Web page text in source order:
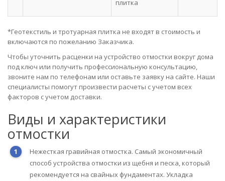
плитка
*Геотекстиль и тротуарная плитка не входят в стоимость и
включаются по пожеланию Заказчика.
Чтобы уточнить расценки на устройство отмостки вокруг дома
под ключ или получить профессиональную консультацию,
звоните нам по телефонам или оставьте заявку на сайте. Наши
специалисты помогут произвести расчеты с учетом всех
факторов с учетом доставки.
Виды и характеристики
отмостки
Нежесткая гравийная отмостка. Самый экономичный
способ устройства отмостки из щебня и песка, который
рекомендуется на свайных фундаментах. Укладка